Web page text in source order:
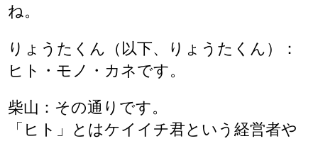
ね。
りょうたくん（以下、りょうたくん）：
ヒト・モノ・カネです。
柴山：その通りです。
「ヒト」とはケイイチ君という経営者や